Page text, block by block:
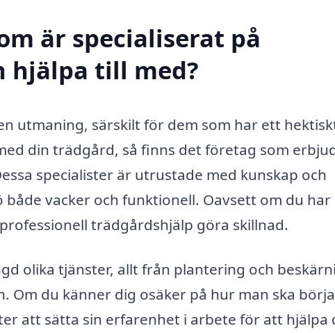
är specialiserat på
hjälpa till med?
utmaning, särskilt för dem som har ett
din trädgård, så finns det företag som
specialister är utrustade med kunskap och
vacker och funktionell. Oavsett om du har
trädgårdshjälp göra skillnad.
olika tjänster, allt från plantering och
Om du känner dig osäker på hur man ska
att sätta sin erfarenhet i arbete för att hjälpa